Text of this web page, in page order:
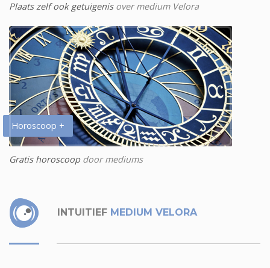
Plaats zelf ook getuigenisover medium Velora
Horoscoop +
Gratis horoscoopdoor mediums
INTUITIEF MEDIUM VELORA